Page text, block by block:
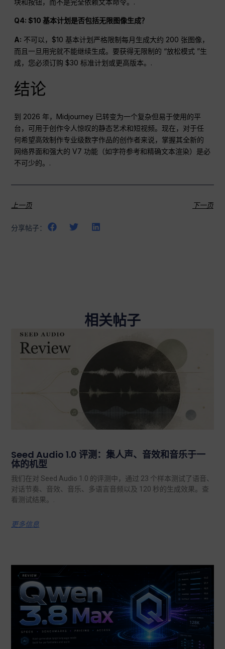
Q4: $10 基本计划是否包括无限图像生成？
A: 不可以，$10 基本计划严格限制每月生成大约 200 张图像，
而且一旦用完就不能继续生成。要获得无限制的 “放松模式 ”生
成，您必须订购 $30 标准计划或更高版本。.
结论
到 2026 年，Midjourney 已转变为一个复杂但易于使用的平
台，可用于创作令人惊叹的静态艺术和短视频。现在，对于任
何希望高效制作专业级数字作品的创作者来说，掌握其全新的
网络界面和强大的 V7 功能（如字符参考和精确文本渲染）是必
不可少的。.
上一页 下一页
分享帖子：
相关帖子
Seed Audio 1.0 评测：集人声、音效和音乐于一
体的机型
我们在对 Seed Audio 1.0 的评测中，通过 23 个样本测试了语音、
对话节奏、音效、音乐、多语言音频以及 120 秒的生成效果。查
看测试结果。.
更多信息